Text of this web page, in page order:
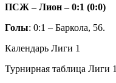
ПСЖ – Лион – 0:1 (0:0)
Голы: 0:1 – Баркола, 56.
Календарь Лиги 1
Турнирная таблица Лиги 1